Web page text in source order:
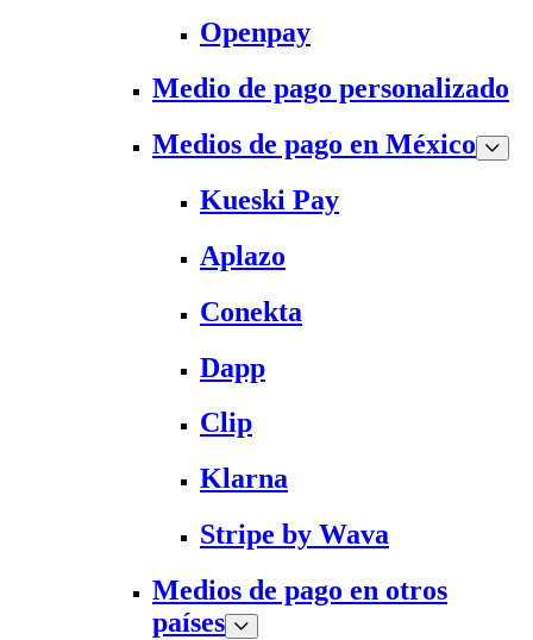
Openpay
Medio de pago personalizado
Medios de pago en México
Kueski Pay
Aplazo
Conekta
Dapp
Clip
Klarna
Stripe by Wava
Medios de pago en otros
países